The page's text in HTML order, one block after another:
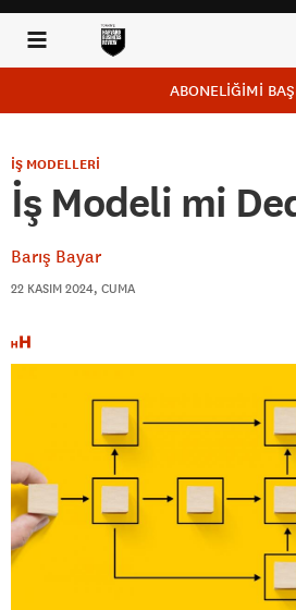
ABONELİĞİMİ
İŞ MODELLERİ
İş Modeli mi
Barış Bayar
22 KASIM 2024, CUMA